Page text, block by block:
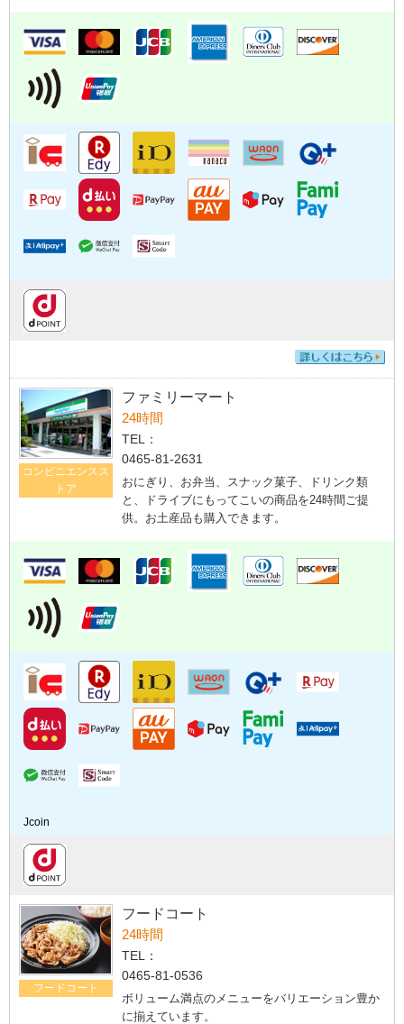
コンビニエンスス
トア
ファミリーマート
24時間
TEL：
0465-81-2631
おにぎり、お弁当、スナック菓子、ドリンク類
と、ドライブにもってこいの商品を24時間ご提
供。お土産品も購入できます。
Jcoin
フードコート
フードコート
24時間
TEL：
0465-81-0536
ボリューム満点のメニューをバリエーション豊か
に揃えています。